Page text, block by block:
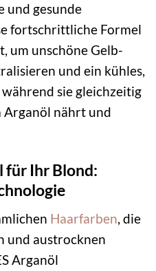
und gesunde
fortschrittliche Formel
um unschöne Gelb-
und ein kühles,
sie gleichzeitig
nährt und
für Ihr Blond:
Haarfarben , die
und austrocknen
Arganöl